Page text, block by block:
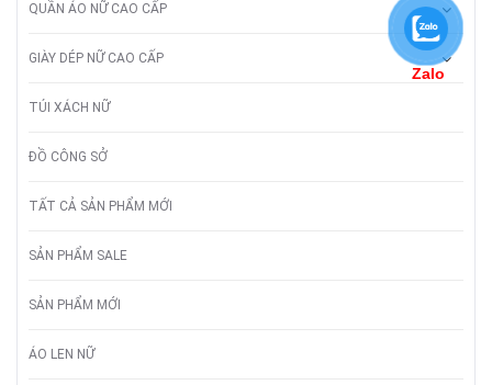
QUẦN ÁO NỮ CAO CẤP
GIÀY DÉP NỮ CAO CẤP
TÚI XÁCH NỮ
ĐỒ CÔNG SỞ
TẤT CẢ SẢN PHẨM MỚI
SẢN PHẨM SALE
SẢN PHẨM MỚI
ÁO LEN NỮ
Zalo